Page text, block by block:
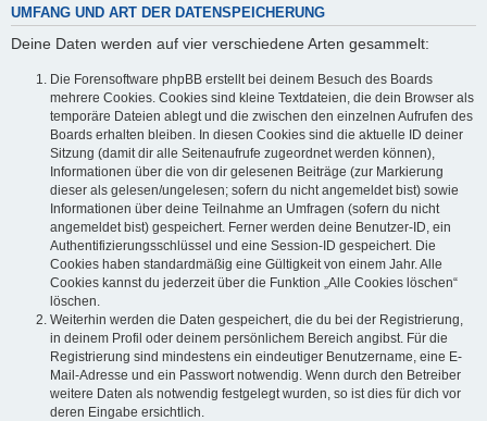
UMFANG UND ART DER DATENSPEICHERUNG
Deine Daten werden auf vier verschiedene Arten gesammelt:
Die Forensoftware phpBB erstellt bei deinem Besuch des Boards
mehrere Cookies. Cookies sind kleine Textdateien, die dein Browser als
temporäre Dateien ablegt und die zwischen den einzelnen Aufrufen des
Boards erhalten bleiben. In diesen Cookies sind die aktuelle ID deiner
Sitzung (damit dir alle Seitenaufrufe zugeordnet werden können),
Informationen über die von dir gelesenen Beiträge (zur Markierung
dieser als gelesen/ungelesen; sofern du nicht angemeldet bist) sowie
Informationen über deine Teilnahme an Umfragen (sofern du nicht
angemeldet bist) gespeichert. Ferner werden deine Benutzer-ID, ein
Authentifizierungsschlüssel und eine Session-ID gespeichert. Die
Cookies haben standardmäßig eine Gültigkeit von einem Jahr. Alle
Cookies kannst du jederzeit über die Funktion „Alle Cookies löschen“
löschen.
Weiterhin werden die Daten gespeichert, die du bei der Registrierung,
in deinem Profil oder deinem persönlichem Bereich angibst. Für die
Registrierung sind mindestens ein eindeutiger Benutzername, eine E-
Mail-Adresse und ein Passwort notwendig. Wenn durch den Betreiber
weitere Daten als notwendig festgelegt wurden, so ist dies für dich vor
deren Eingabe ersichtlich.